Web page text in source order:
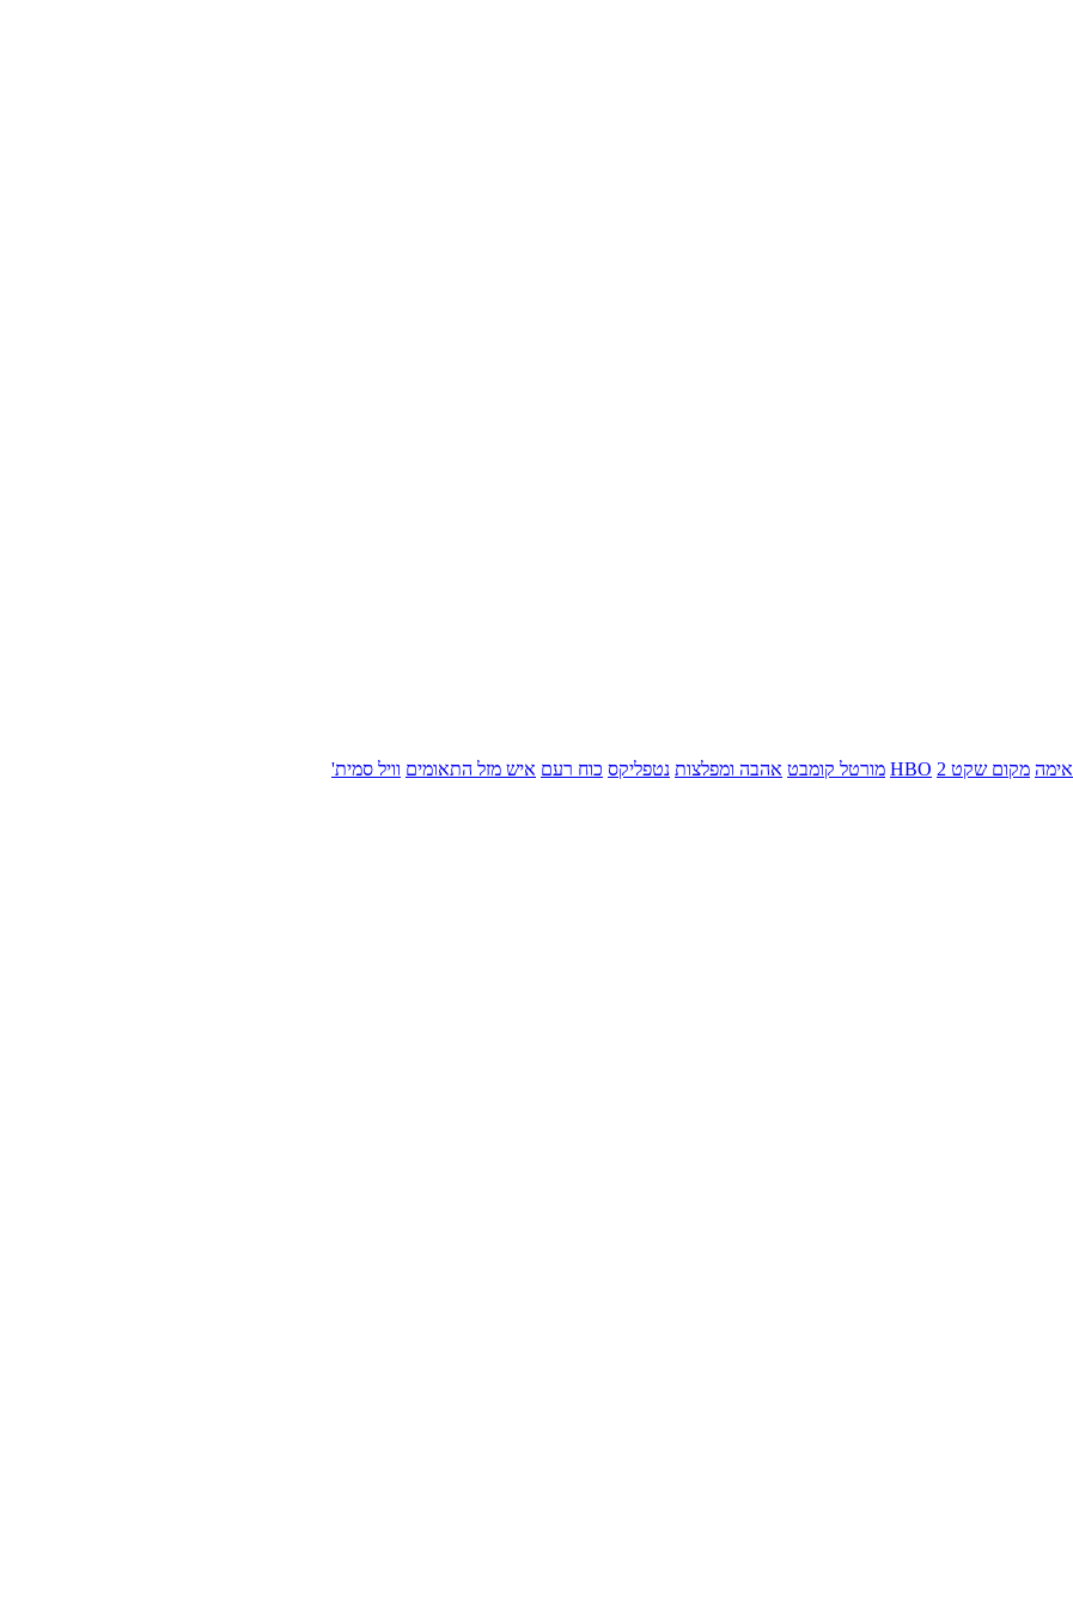
אימה מקום שקט 2 HBO מורטל קומבט אהבה ומפלצות נטפליקס כוח רעם איש מזל התאומים וויל סמית'